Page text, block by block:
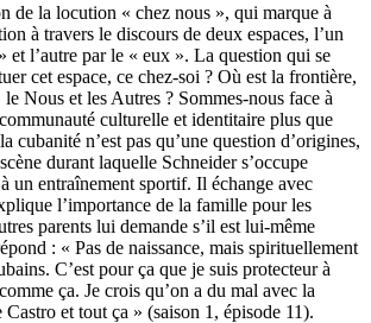
de la locution « chez nous », qui marque à
à travers le discours de deux espaces, l’un
et l’autre par le « eux ». La question qui se
cet espace, ce chez-soi ? Où est la frontière,
Nous et les Autres ? Sommes-nous face à
culturelle et identitaire plus que
cubanité n’est pas qu’une question d’origines,
durant laquelle Schneider s’occupe
un entraînement sportif. Il échange avec
l’importance de la famille pour les
parents lui demande s’il est lui-même
: « Pas de naissance, mais spirituellement
C’est pour ça que je suis protecteur à
ça. Je crois qu’on a du mal avec la
Castro et tout ça » (saison 1, épisode 11).